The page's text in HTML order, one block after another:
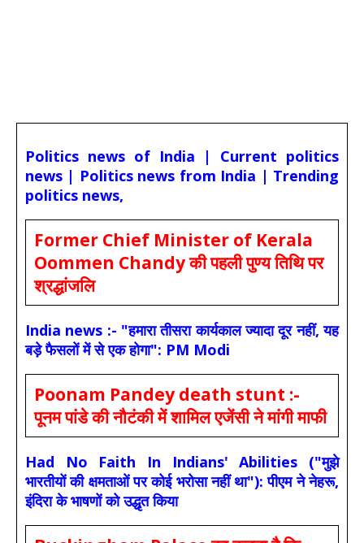
Politics news of India | Current politics
news | Politics news from India | Trending
politics news,
Former Chief Minister of Kerala
Oommen Chandy की पहली पुण्य तिथि पर
श्रद्धांजलि
India news :- "हमारा तीसरा कार्यकाल ज्यादा दूर नहीं, यह
बड़े फैसलों में से एक होगा": PM Modi
Poonam Pandey death stunt :-
पूनम पांडे की नौटंकी में शामिल एजेंसी ने मांगी माफी
Had No Faith In Indians' Abilities ("मुझे
भारतीयों की क्षमताओं पर कोई भरोसा नहीं था"): पीएम ने नेहरू,
इंदिरा के भाषणों को उद्धृत किया